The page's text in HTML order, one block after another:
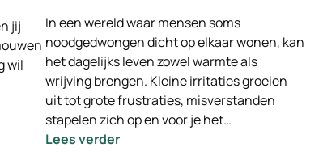
jij
wil
In een wereld waar mensen soms
noodgedwongen dicht op elkaar wonen, kan
het dagelijks leven zowel warmte als
wrijving brengen. Kleine irritaties groeien
uit tot grote frustraties, misverstanden
stapelen zich op en voor je het…
Lees verder: